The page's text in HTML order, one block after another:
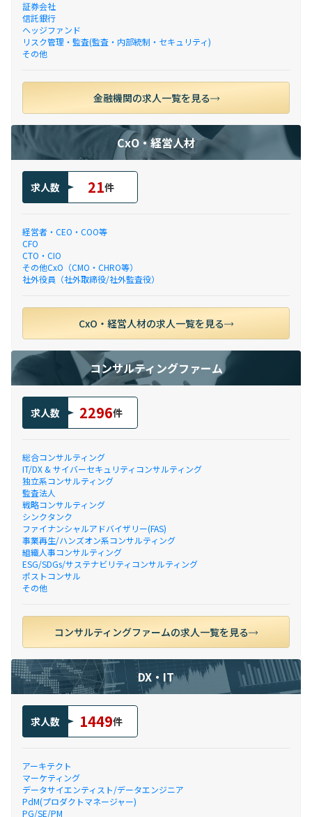
証券会社
信託銀行
ヘッジファンド
リスク管理・監査(監査・内部統制・セキュリティ)
その他
金融機関の求人一覧を見る
CxO・経営人材
求人数 21件
経営者・CEO・COO等
CFO
CTO・CIO
その他CxO（CMO・CHRO等）
社外役員（社外取締役/社外監査役）
CxO・経営人材の求人一覧を見る
コンサルティングファーム
求人数 2296件
総合コンサルティング
IT/DX & サイバーセキュリティコンサルティング
独立系コンサルティング
監査法人
戦略コンサルティング
シンクタンク
ファイナンシャルアドバイザリー(FAS)
事業再生/ハンズオン系コンサルティング
組織人事コンサルティング
ESG/SDGs/サステナビリティコンサルティング
ポストコンサル
その他
コンサルティングファームの求人一覧を見る
DX・IT
求人数 1449件
アーキテクト
マーケティング
データサイエンティスト/データエンジニア
PdM(プロダクトマネージャー)
PG/SE/PM